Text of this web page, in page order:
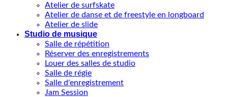
Atelier de surfskate
Atelier de danse et de freestyle en longboard
Atelier de slide
Studio de musique
Salle de répétition
Réserver des enregistrements
Louer des salles de studio
Salle de régie
Salle d'enregistrement
Jam Session